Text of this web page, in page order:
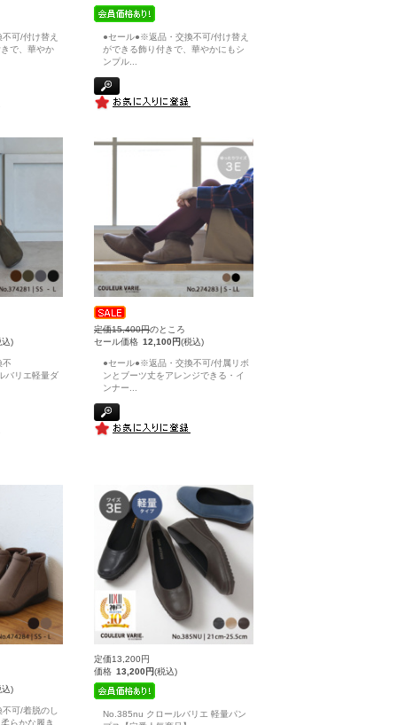
可/付け替え
で、華やか
●セール●※返品・交換不可/付け替え
ができる飾り付きで、華やかにもシ
ンプル
込)
不
バリエ軽量ダ
定価15,400円のところ
セール価格 12,100円(税込)
●セール●※返品・交換不可/付属リボ
ンとブーツ丈をアレンジできる・イ
ンナー
込)
可/着脱のし
らかな履き
定価13,200円
価格 13,200円(税込)
No.385nu クロールバリエ 軽量パン